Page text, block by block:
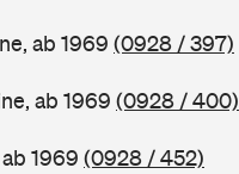
ab 1969 (0928 / 397)
ab 1969 (0928 / 400)
1969 (0928 / 452)